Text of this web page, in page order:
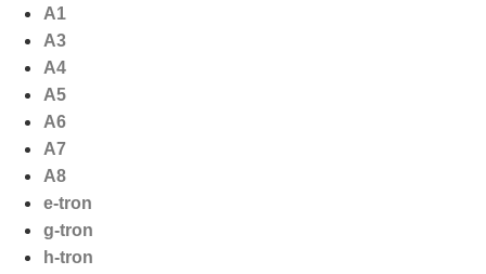
naar
inhoud
A1
A3
A4
A5
A6
A7
A8
e-tron
g-tron
h-tron